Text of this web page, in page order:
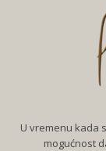
U vremenu kada
mogućnost